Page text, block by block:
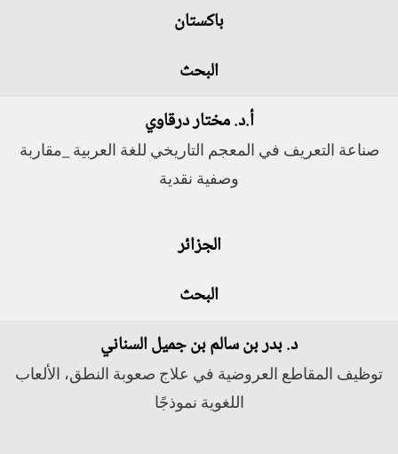
باكستان
البحث
أ.د. مختار درقاوي
صناعة التعريف في المعجم التاريخي للغة العربية _مقاربة
وصفية نقدية
الجزائر
البحث
د. بدر بن سالم بن جميل السناني
توظيف المقاطع العروضية في علاج صعوبة النطق، الألعاب
اللغوية نموذجًا